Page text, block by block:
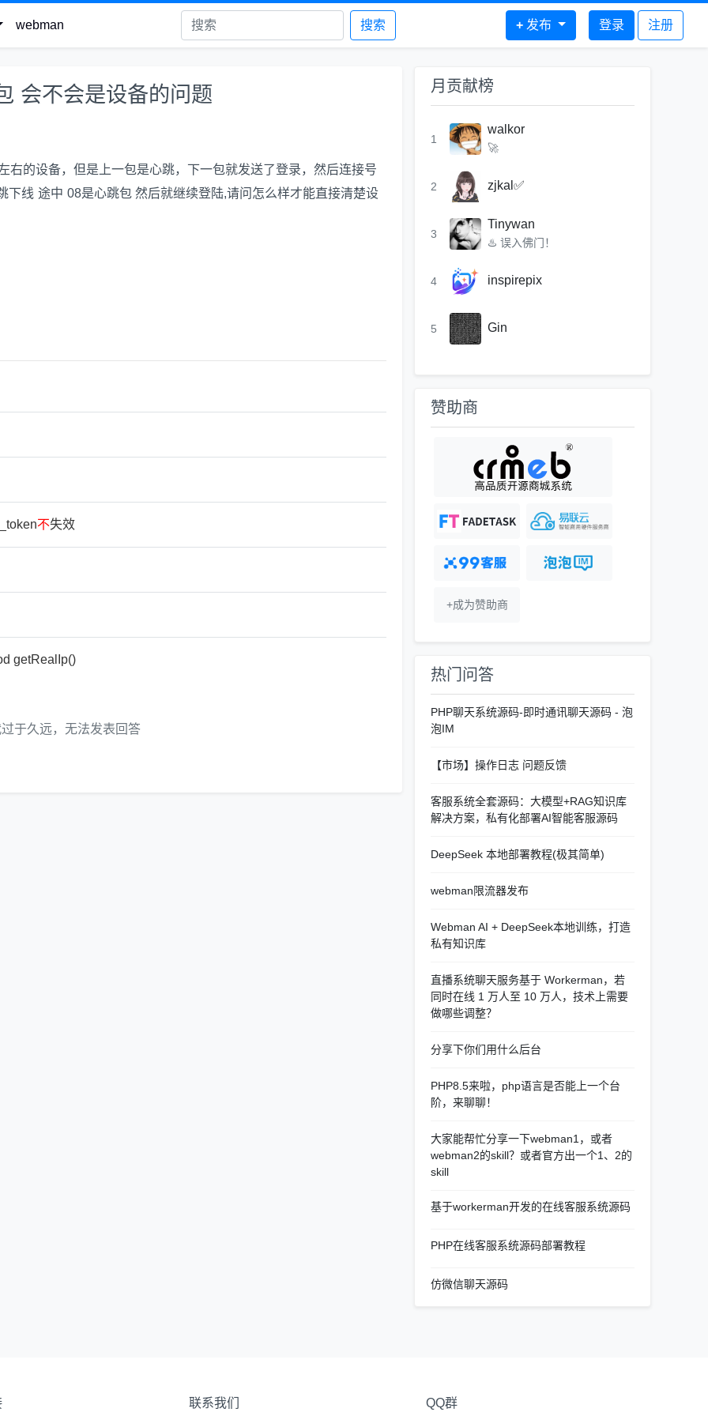
webman 搜索 + 发布 登录 注册
会不会是设备的问题
右的设备，但是上一包是心跳，下一包就发送了登录，然后连接号
线 途中 08是心跳包 然后就继续登陆,请问怎么样才能直接清楚设
不失效
getRealIp()
于久远，无法发表回答
月贡献榜
1
walkor
🚀
2 zjkal✅
3
Tinywan
♨️ 误入佛门！
4 inspirepix
5 Gin
赞助商
+成为赞助商
热门问答
PHP聊天系统源码-即时通讯聊天源码 - 泡
泡IM
【市场】操作日志 问题反馈
客服系统全套源码：大模型+RAG知识库
解决方案，私有化部署AI智能客服源码
DeepSeek 本地部署教程(极其简单)
webman限流器发布
Webman AI + DeepSeek本地训练，打造
私有知识库
直播系统聊天服务基于 Workerman，若
同时在线 1 万人至 10 万人，技术上需要
做哪些调整？
分享下你们用什么后台
PHP8.5来啦，php语言是否能上一个台
阶，来聊聊！
大家能帮忙分享一下webman1，或者
webman2的skill？或者官方出一个1、2的
skill
基于workerman开发的在线客服系统源码
PHP在线客服系统源码部署教程
仿微信聊天源码
联系我们 QQ群